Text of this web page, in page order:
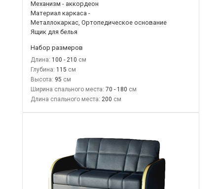
Механизм - аккордеон
Материал каркаса -
Металлокаркас, Ортопедическое основание
Ящик для белья
Набор размеров
Длина: 100 - 210
Глубина: 115
Высота: 95
Ширина спального места: 70 - 180
Длина спального места: 200